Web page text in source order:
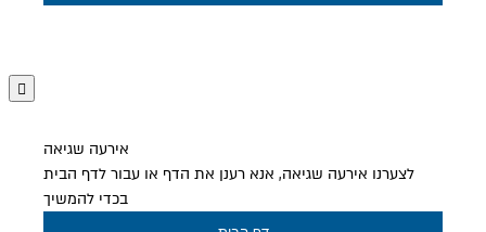
אירעה שגיאה
לצערנו אירעה שגיאה, אנא רענן את הדף או עבור לדף הבית
בכדי להמשיך